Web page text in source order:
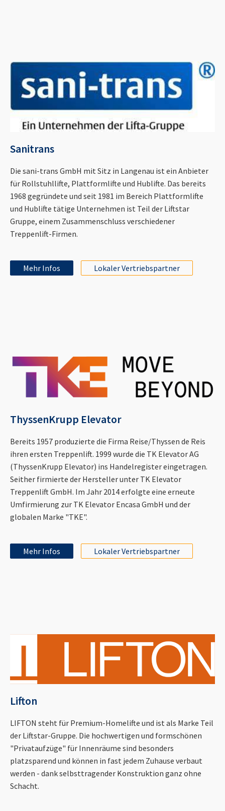
Sanitrans
Die sani-trans GmbH mit Sitz in Langenau ist ein Anbieter
für Rollstuhllifte, Plattformlifte und Hublifte. Das bereits
1968 gegründete und seit 1981 im Bereich Plattformlifte
und Hublifte tätige Unternehmen ist Teil der Liftstar
Gruppe, einem Zusammenschluss verschiedener
Treppenlift-Firmen.
Mehr Infos Lokaler Vertriebspartner
ThyssenKrupp Elevator
Bereits 1957 produzierte die Firma Reise/Thyssen de Reis
ihren ersten Treppenlift. 1999 wurde die TK Elevator AG
(ThyssenKrupp Elevator) ins Handelregister eingetragen.
Seither firmierte der Hersteller unter TK Elevator
Treppenlift GmbH. Im Jahr 2014 erfolgte eine erneute
Umfirmierung zur TK Elevator Encasa GmbH und der
globalen Marke "TKE".
Mehr Infos Lokaler Vertriebspartner
Lifton
LIFTON steht für Premium-Homelifte und ist als Marke Teil
der Liftstar-Gruppe. Die hochwertigen und formschönen
"Privataufzüge" für Innenräume sind besonders
platzsparend und können in fast jedem Zuhause verbaut
werden - dank selbsttragender Konstruktion ganz ohne
Schacht.